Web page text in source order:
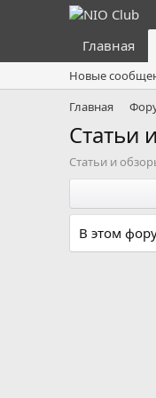
Главная
Новые
Главная
Статьи
Статьи и
В этом